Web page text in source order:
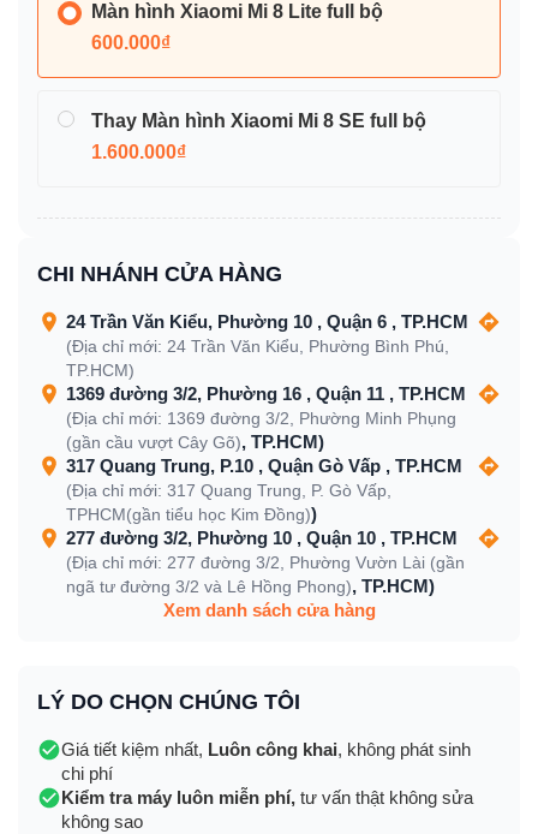
Màn hình Xiaomi Mi 8 Lite full bộ
600.000₫
Thay Màn hình Xiaomi Mi 8 SE full bộ
1.600.000₫
CHI NHÁNH CỬA HÀNG
24 Trần Văn Kiểu, Phường 10 , Quận 6 , TP.HCM
(Địa chỉ mới: 24 Trần Văn Kiểu, Phường Bình Phú,
TP.HCM)
1369 đường 3/2, Phường 16 , Quận 11 , TP.HCM
(Địa chỉ mới: 1369 đường 3/2, Phường Minh Phụng
(gần cầu vượt Cây Gõ), TP.HCM)
317 Quang Trung, P.10 , Quận Gò Vấp , TP.HCM
(Địa chỉ mới: 317 Quang Trung, P. Gò Vấp,
TPHCM(gần tiểu học Kim Đồng))
277 đường 3/2, Phường 10 , Quận 10 , TP.HCM
(Địa chỉ mới: 277 đường 3/2, Phường Vườn Lài (gần
ngã tư đường 3/2 và Lê Hồng Phong), TP.HCM)
Xem danh sách cửa hàng
LÝ DO CHỌN CHÚNG TÔI
Giá tiết kiệm nhất, Luôn công khai, không phát sinh
chi phí
Kiểm tra máy luôn miễn phí, tư vấn thật không sửa
không sao